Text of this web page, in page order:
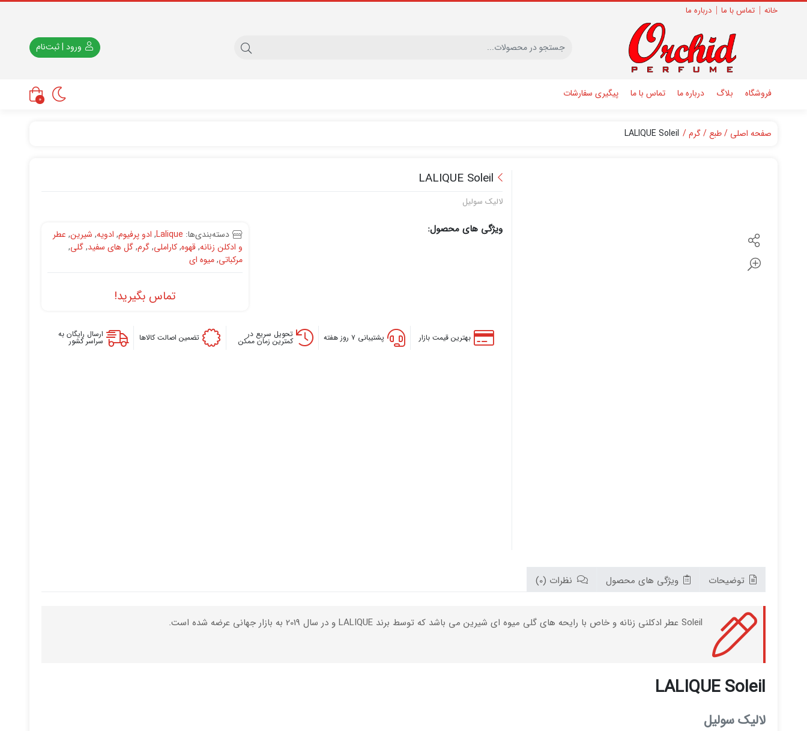
خانه تماس با ما درباره ما
ورود | ثبت‌نام
فروشگاه بلاگ درباره ما تماس با ما پیگیری سفارشات 0
صفحه اصلی طبع گرم LALIQUE Soleil
LALIQUE Soleil
لالیک سولیل
ویژگی های محصول: دسته‌بندی‌ها: Lalique
, ادو پرفیوم, ادویه, شیرین, عطر
و ادکلن زنانه,قهوه,کاراملی,گرم,گل های سفید,گلی,
مرکباتی,میوه ای
تماس بگیرید!
بهترین قیمت بازار پشتیبانی ۷ روز هفته تحویل سریع در
کمترین زمان ممکن تضمین اصالت کالاها ارسال رایگان به
سراسر کشور
توضیحات ویژگی های محصول نظرات (0)
Soleil عطر ادکلنی زنانه و خاص با رایحه های گلی میوه ای شیرین می باشد که توسط برند LALIQUE و در سال 2019 به بازار جهانی عرضه شده است.
LALIQUE Soleil
لالیک سولیل